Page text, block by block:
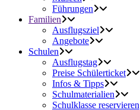
Führungen
Familien
Ausflugsziel
Angebote
Schulen
Ausflugstag
Preise Schülerticket
Infos & Tipps
Schulmaterialien
Schulklasse reservieren